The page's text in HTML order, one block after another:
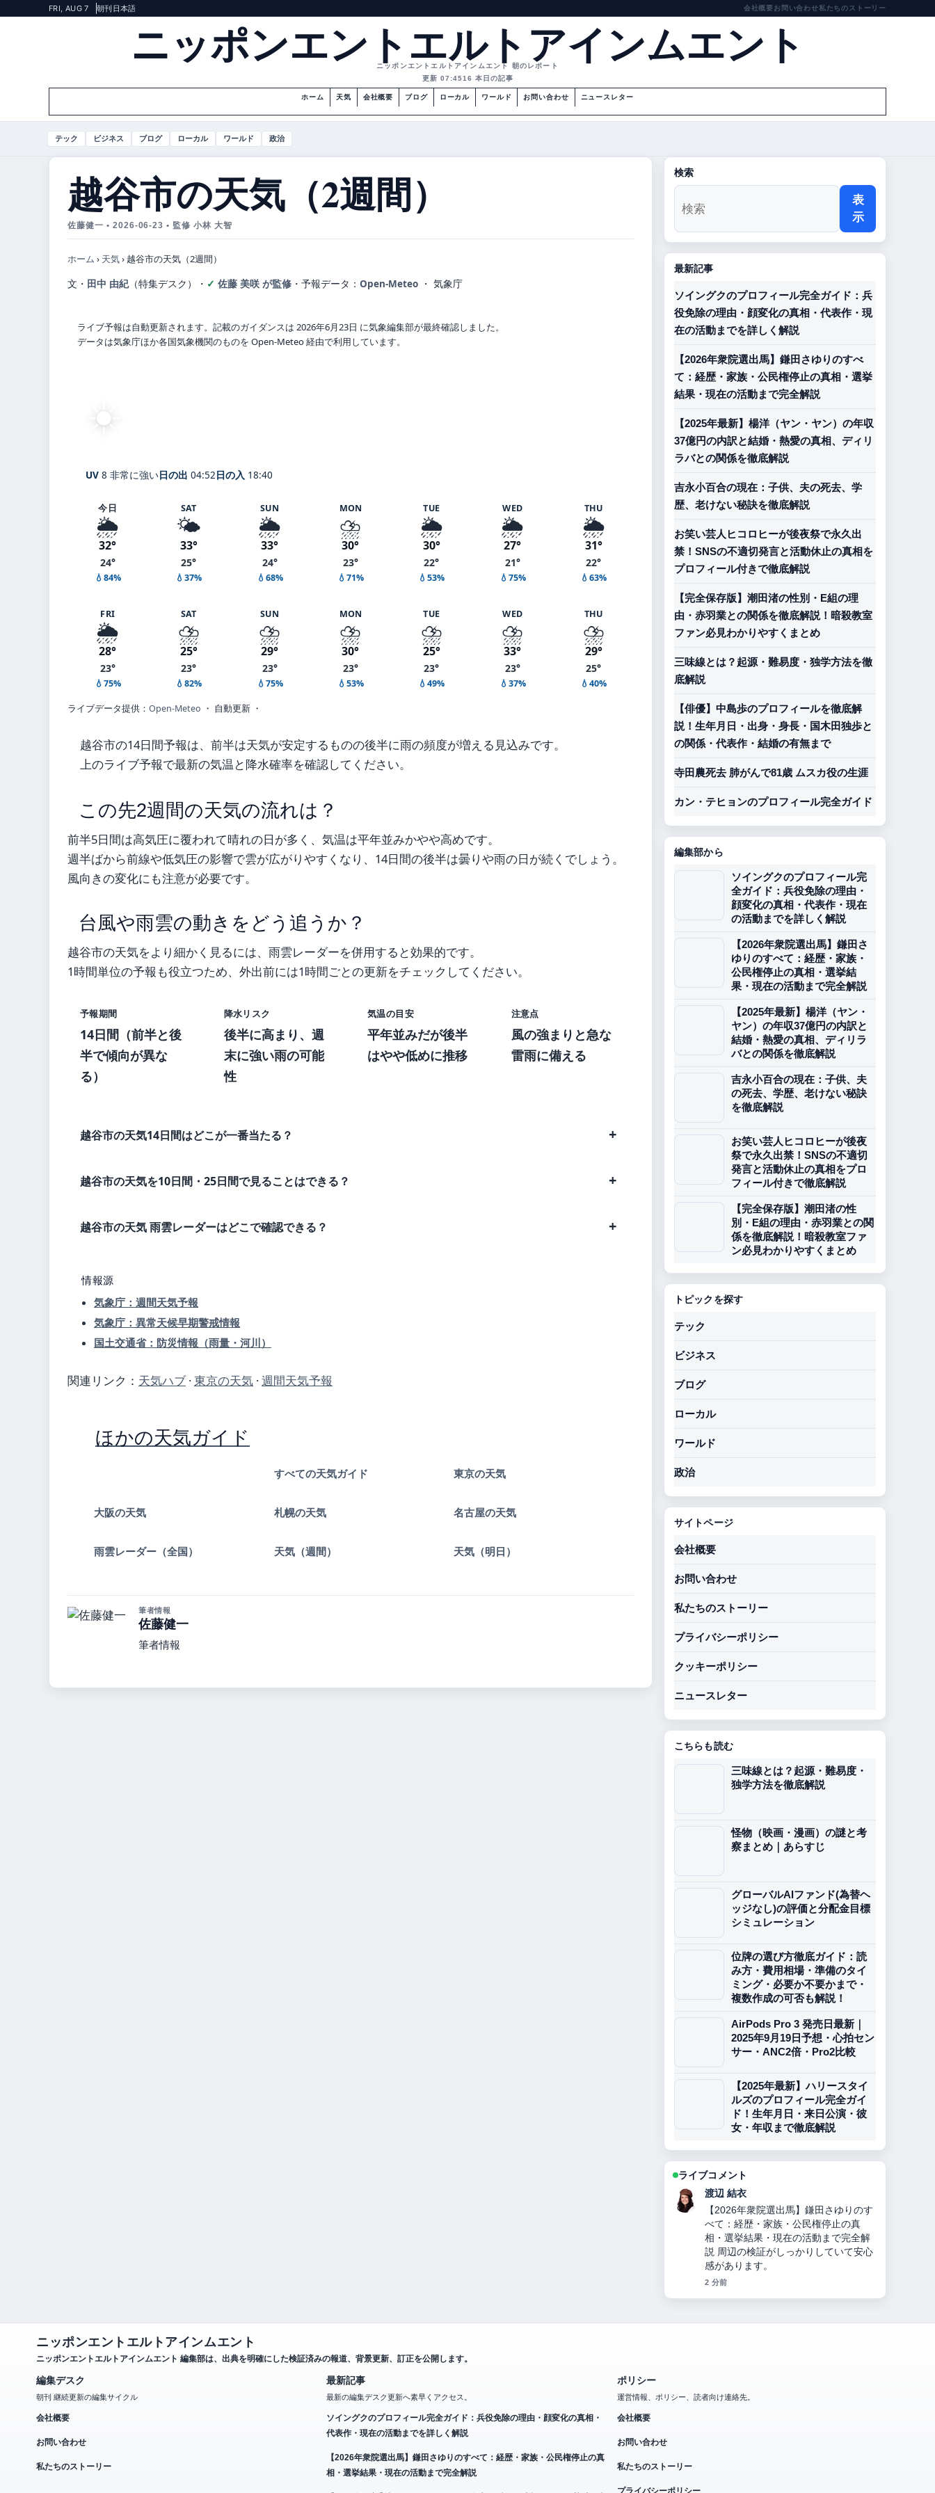
FRI, AUG 7 朝刊 日本語 会社概要お問い合わせ私たちのストーリー
ニッポンエントエルトアインムエント
ニッポンエントエルトアインムエント 朝のレポート
更新 07:4516 本日の記事
ホーム 天気 会社概要 ブログ ローカル ワールド お問い合わせ ニュースレター
テック ビジネス ブログ ローカル ワールド 政治
越谷市の天気（2週間）
佐藤健一 • 2026-06-23 • 監修 小林 大智
ホーム › 天気› 越谷市の天気（2週間）
文・ 田中 由紀（特集デスク） ・ 佐藤 美咲 が監修 ・ 予報データ： Open-Meteo ・ 気象庁
ライブ予報は自動更新されます。記載のガイダンスは 2026年6月23日 に気象編集部が最終確認しました。
データは気象庁ほか各国気象機関のものを Open-Meteo 経由で利用しています。
☀️
UV 8 非常に強い日の出 04:52日の入 18:40
今日
🌦️
32°
24°
💧84%
SAT
🌤️
33°
25°
💧37%
SUN
🌦️
33°
24°
💧68%
MON
⛈️
30°
23°
💧71%
TUE
🌦️
30°
22°
💧53%
WED
🌦️
27°
21°
💧75%
THU
🌦️
31°
22°
💧63%
FRI
🌦️
28°
23°
💧75%
SAT
⛈️
25°
23°
💧82%
SUN
⛈️
29°
23°
💧75%
MON
⛈️
30°
23°
💧53%
TUE
⛈️
25°
23°
💧49%
WED
⛈️
33°
23°
💧37%
THU
⛈️
29°
25°
💧40%
ライブデータ提供： Open-Meteo ・ 自動更新 ・
越谷市の14日間予報は、前半は天気が安定するものの後半に雨の頻度が増える見込みです。
上のライブ予報で最新の気温と降水確率を確認してください。
この先2週間の天気の流れは？
前半5日間は高気圧に覆われて晴れの日が多く、気温は平年並みかやや高めです。
週半ばから前線や低気圧の影響で雲が広がりやすくなり、14日間の後半は曇りや雨の日が続くでしょう。
風向きの変化にも注意が必要です。
台風や雨雲の動きをどう追うか？
越谷市の天気をより細かく見るには、雨雲レーダーを併用すると効果的です。
1時間単位の予報も役立つため、外出前には1時間ごとの更新をチェックしてください。
予報期間
14日間（前半と後
半で傾向が異な
る）
降水リスク
後半に高まり、週
末に強い雨の可能
性
気温の目安
平年並みだが後半
はやや低めに推移
注意点
風の強まりと急な
雷雨に備える
越谷市の天気14日間はどこが一番当たる？
越谷市の天気を10日間・25日間で見ることはできる？
越谷市の天気 雨雲レーダーはどこで確認できる？
情報源
気象庁：週間天気予報
気象庁：異常天候早期警戒情報
国土交通省：防災情報（雨量・河川）
関連リンク： 天気ハブ ·東京の天気 ·週間天気予報
ほかの天気ガイド
すべての天気ガイド 東京の天気
大阪の天気 札幌の天気 名古屋の天気
雨雲レーダー（全国） 天気（週間） 天気（明日）
筆者情報
佐藤健一
筆者情報
検索
表
示
最新記事
ソイングクのプロフィール完全ガイド：兵
役免除の理由・顔変化の真相・代表作・現
在の活動までを詳しく解説
【2026年衆院選出馬】鎌田さゆりのすべ
て：経歴・家族・公民権停止の真相・選挙
結果・現在の活動まで完全解説
【2025年最新】楊洋（ヤン・ヤン）の年収
37億円の内訳と結婚・熱愛の真相、ディリ
ラバとの関係を徹底解説
吉永小百合の現在：子供、夫の死去、学
歴、老けない秘訣を徹底解説
お笑い芸人ヒコロヒーが後夜祭で永久出
禁！SNSの不適切発言と活動休止の真相を
プロフィール付きで徹底解説
【完全保存版】潮田渚の性別・E組の理
由・赤羽業との関係を徹底解説！暗殺教室
ファン必見わかりやすくまとめ
三味線とは？起源・難易度・独学方法を徹
底解説
【俳優】中島歩のプロフィールを徹底解
説！生年月日・出身・身長・国木田独歩と
の関係・代表作・結婚の有無まで
寺田農死去 肺がんで81歳 ムスカ役の生涯
カン・テヒョンのプロフィール完全ガイド
編集部から
ソイングクのプロフィール完
全ガイド：兵役免除の理由・
顔変化の真相・代表作・現在
の活動までを詳しく解説
【2026年衆院選出馬】鎌田さ
ゆりのすべて：経歴・家族・
公民権停止の真相・選挙結
果・現在の活動まで完全解説
【2025年最新】楊洋（ヤン・
ヤン）の年収37億円の内訳と
結婚・熱愛の真相、ディリラ
バとの関係を徹底解説
吉永小百合の現在：子供、夫
の死去、学歴、老けない秘訣
を徹底解説
お笑い芸人ヒコロヒーが後夜
祭で永久出禁！SNSの不適切
発言と活動休止の真相をプロ
フィール付きで徹底解説
【完全保存版】潮田渚の性
別・E組の理由・赤羽業との関
係を徹底解説！暗殺教室ファ
ン必見わかりやすくまとめ
トピックを探す
テック
ビジネス
ブログ
ローカル
ワールド
政治
サイトページ
会社概要
お問い合わせ
私たちのストーリー
プライバシーポリシー
クッキーポリシー
ニュースレター
こちらも読む
三味線とは？起源・難易度・
独学方法を徹底解説
怪物（映画・漫画）の謎と考
察まとめ｜あらすじ
グローバルAIファンド(為替ヘ
ッジなし)の評価と分配金目標
シミュレーション
位牌の選び方徹底ガイド：読
み方・費用相場・準備のタイ
ミング・必要か不要かまで・
複数作成の可否も解説！
AirPods Pro 3 発売日最新｜
2025年9月19日予想・心拍セン
サー・ANC2倍・Pro2比較
【2025年最新】ハリースタイ
ルズのプロフィール完全ガイ
ド！生年月日・来日公演・彼
女・年収まで徹底解説
ライブコメント
小林 大智
【2025年最新】楊洋（ヤン・ヤン）の
年収37億円の内訳と結婚・熱愛の真
相、ディリラバとの関係を徹底解説 の
整理がとても分かりやすいです。今日
の中でも特に読みやすいです。
4 分前
ニッポンエントエルトアインムエント
ニッポンエントエルトアインムエント 編集部は、出典を明確にした検証済みの報道、背景更新、訂正を公開します。
編集デスク
朝刊 継続更新の編集サイクル
会社概要
お問い合わせ
私たちのストーリー
最新記事
最新の編集デスク更新へ素早くアクセス。
ソイングクのプロフィール完全ガイド：兵役免除の理由・顔変化の真相・
代表作・現在の活動までを詳しく解説
【2026年衆院選出馬】鎌田さゆりのすべて：経歴・家族・公民権停止の真
相・選挙結果・現在の活動まで完全解説
ポリシー
運営情報、ポリシー、読者向け連絡先。
会社概要
お問い合わせ
私たちのストーリー
プライバシーポリシー